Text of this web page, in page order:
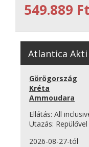
549.889
Atlantica
Görögország
Kréta
Ammoudara
Ellátás: All
Utazás: Repülővel
2026-08-27-tól